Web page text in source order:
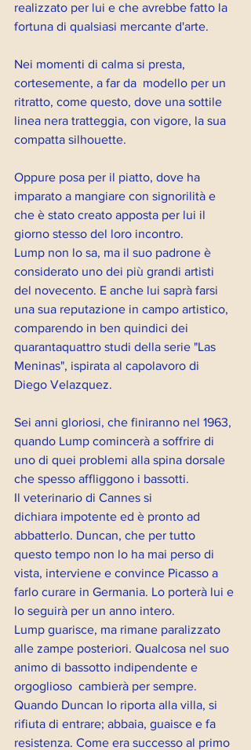
realizzato per lui e che avrebbe fatto la
fortuna di qualsiasi mercante d'arte.
Nei momenti di calma si presta,
cortesemente, a far da  modello per un
ritratto, come questo, dove una sottile
linea nera tratteggia, con vigore, la sua
compatta silhouette.
Oppure posa per il piatto, dove ha
imparato a mangiare con signorilità e
che è stato creato apposta per lui il
giorno stesso del loro incontro.
Lump non lo sa, ma il suo padrone è
considerato uno dei più grandi artisti
del novecento. E anche lui saprà farsi
una sua reputazione in campo artistico,
comparendo in ben quindici dei
quarantaquattro studi della serie "Las
Meninas", ispirata al capolavoro di
Diego Velazquez.
Sei anni gloriosi, che finiranno nel 1963,
quando Lump comincerà a soffrire di
uno di quei problemi alla spina dorsale
che spesso affliggono i bassotti.
Il veterinario di Cannes si
dichiara impotente ed è pronto ad
abbatterlo. Duncan, che per tutto
questo tempo non lo ha mai perso di
vista, interviene e convince Picasso a
farlo curare in Germania. Lo porterà lui e
lo seguirà per un anno intero.
Lump guarisce, ma rimane paralizzato
alle zampe posteriori. Qualcosa nel suo
animo di bassotto indipendente e
orgoglioso  cambierà per sempre.
Quando Duncan lo riporta alla villa, si
rifiuta di entrare; abbaia, guaisce e fa
resistenza. Come era successo al primo